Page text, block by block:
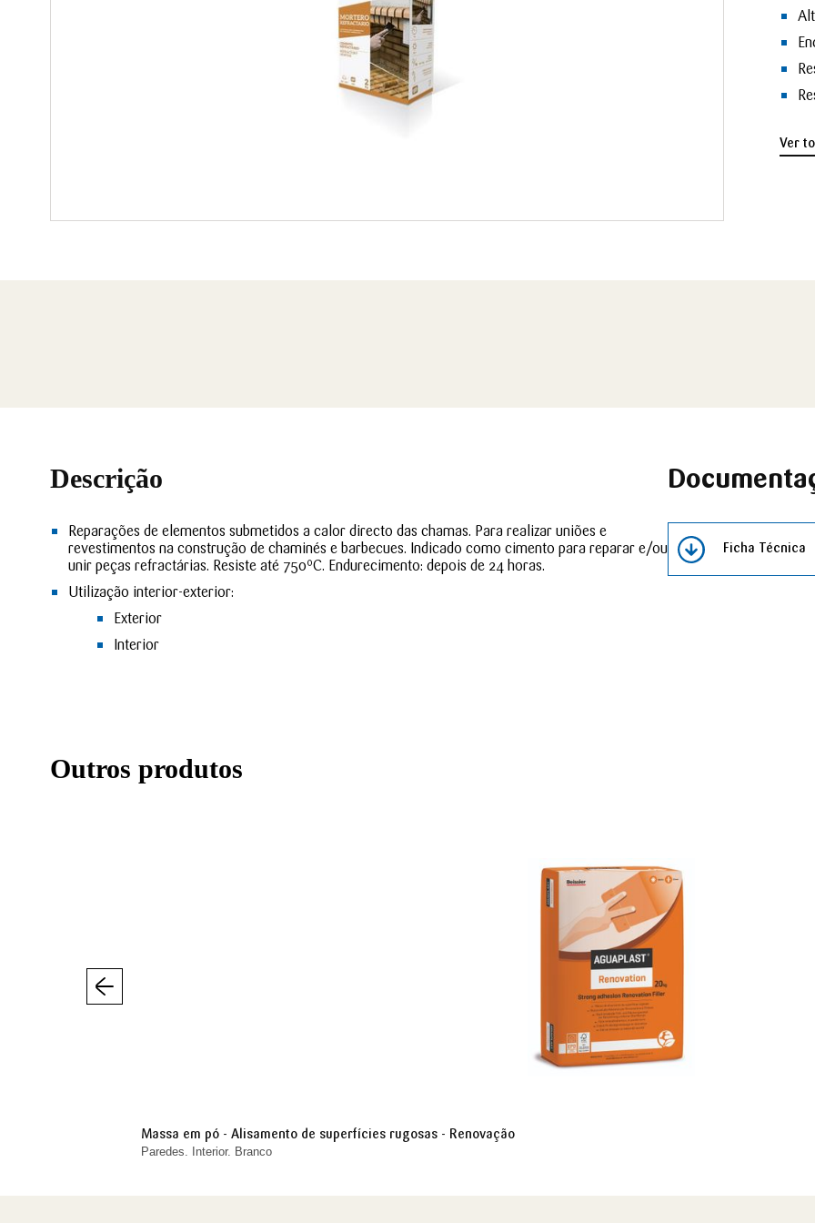
Ver
Descrição
Reparações de elementos submetidos a calor directo das chamas. Para realizar uniões e
revestimentos na construção de chaminés e barbecues. Indicado como cimento para reparar e/ou
unir peças refractárias. Resiste até 750ºC. Endurecimento: depois de 24 horas.
Utilização interior-exterior:
Exterior
Interior
Ficha Técnica
Outros produtos
Massa em pó - Alisamento de superfícies rugosas - Renovação
Paredes. Interior. Branco